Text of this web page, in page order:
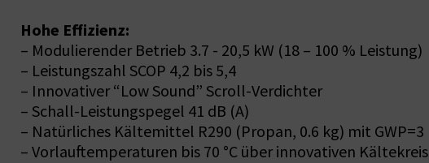
Hohe Effizienz:
– Modulierender Betrieb 3.7 - 20,5 kW (18 – 100 % Leistung)
– Leistungszahl SCOP 4,2 bis 5,4
– Innovativer “Low Sound” Scroll-Verdichter
– Schall-Leistungspegel 41 dB (A)
– Natürliches Kältemittel R290 (Propan, 0.6 kg) mit GWP=3
– Vorlauftemperaturen bis 70 °C über innovativen Kältekreis